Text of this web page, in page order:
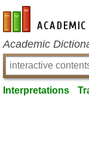
en-academic.com
Academic
Interpretations